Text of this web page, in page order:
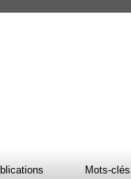
Mots-clés